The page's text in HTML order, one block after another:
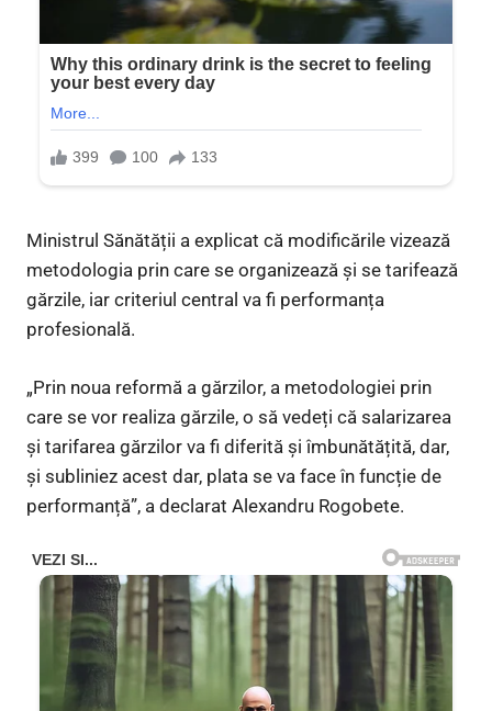
Ministrul Sănătății a explicat că modificările vizează
metodologia prin care se organizează și se tarifează
gărzile, iar criteriul central va fi performanța
profesională.
„Prin noua reformă a gărzilor, a metodologiei prin
care se vor realiza gărzile, o să vedeți că salarizarea
și tarifarea gărzilor va fi diferită și îmbunătățită, dar,
și subliniez acest dar, plata se va face în funcție de
performanță”, a declarat Alexandru Rogobete.